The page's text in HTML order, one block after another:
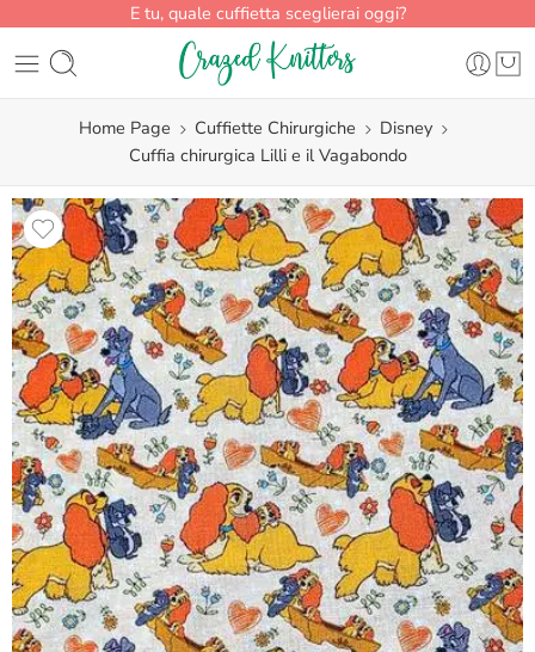
E tu, quale cuffietta sceglierai oggi?
Home Page Cuffiette Chirurgiche
Disney
Cuffia chirurgica Lilli e il Vagabondo